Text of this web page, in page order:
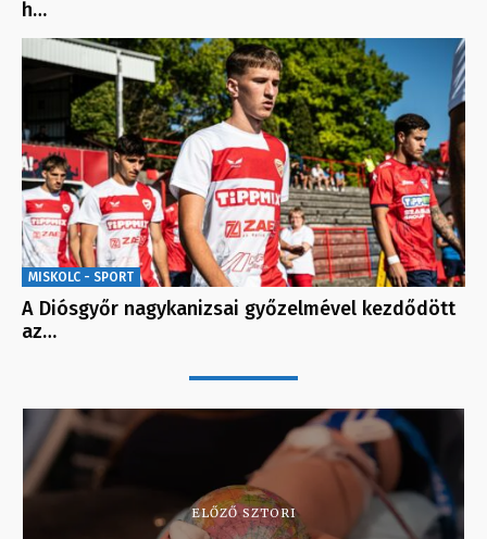
h…
MISKOLC - SPORT
A Diósgyőr nagykanizsai győzelmével kezdődött
az…
ELŐZŐ SZTORI